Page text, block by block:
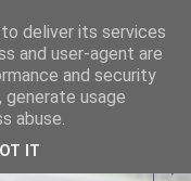
▼
deliver its services
and user-agent are
and security
usage
abuse.
IT